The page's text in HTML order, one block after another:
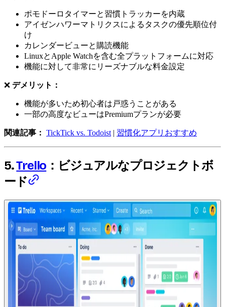
ポモドーロタイマーと習慣トラッカーを内蔵
アイゼンハワーマトリクスによるタスクの優先順位付
け
カレンダービューと購読機能
LinuxとApple Watchを含む全プラットフォームに対応
機能に対して非常にリーズナブルな料金設定
❌ デメリット：
機能が多いため初心者は戸惑うことがある
一部の高度なビューはPremiumプランが必要
関連記事： TickTick vs. Todoist | 習慣化アプリおすすめ
5.Trello ：ビジュアルなプロジェクトボ
ード